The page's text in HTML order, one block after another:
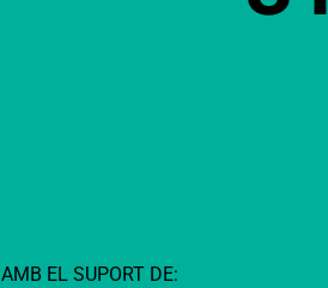
AMB EL SUPORT DE: